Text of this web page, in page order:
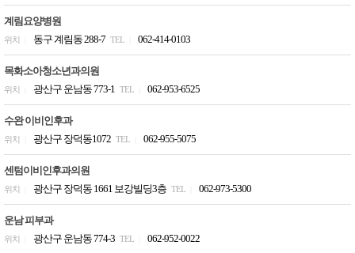
계림요양병원
위치 동구 계림동 288-7 TEL 062-414-0103
목화소아청소년과의원
위치 광산구 운남동 773-1 TEL 062-953-6525
수완 이비인후과
위치 광산구 장덕동1072 TEL 062-955-5075
센텀이비인후과의원
위치 광산구 장덕동 1661 보강빌딩3층 TEL 062-973-5300
운남 피부과
위치 광산구 운남동 774-3 TEL 062-952-0022